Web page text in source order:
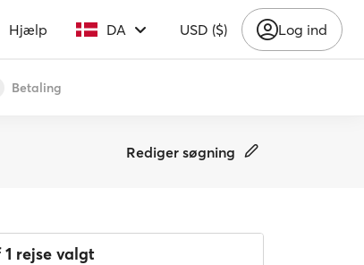
Hjælp DA USD ($) Log ind
Betaling
Rediger søgning
1 rejse valgt